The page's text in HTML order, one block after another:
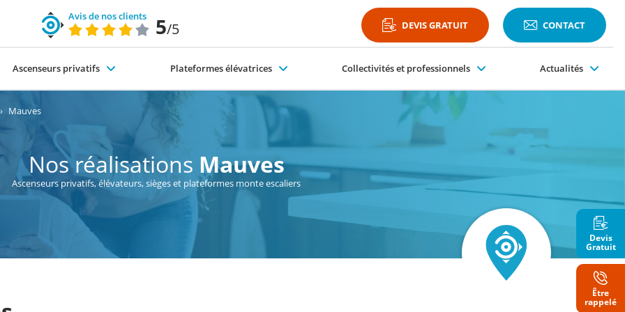
Avis de nos clients 5/5 DEVIS GRATUIT CONTACT
Ascenseurs privatifs Plateformes élévatrices Collectivités et professionnels Actualités
Devis
Gratuit
Être
rappelé
Nom
› Mauves
Nos réalisations Mauves
Ascenseurs privatifs, élévateurs, sièges et plateformes monte escaliers